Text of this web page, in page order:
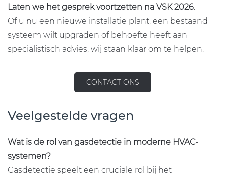
Laten we het gesprek voortzetten na VSK 2026.
Of u nu een nieuwe installatie plant, een bestaand
systeem wilt upgraden of behoefte heeft aan
specialistisch advies, wij staan klaar om te helpen.
CONTACT ONS
Veelgestelde vragen
Wat is de rol van gasdetectie in moderne HVAC-
systemen?
Gasdetectie speelt een cruciale rol bij het